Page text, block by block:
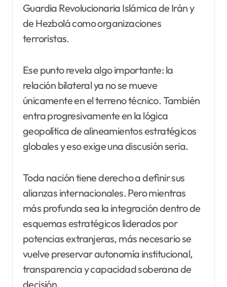
Guardia Revolucionaria Islámica de Irán y
de Hezbolá como organizaciones
terroristas.
Ese punto revela algo importante: la
relación bilateral ya no se mueve
únicamente en el terreno técnico. También
entra progresivamente en la lógica
geopolítica de alineamientos estratégicos
globales y eso exige una discusión seria.
Toda nación tiene derecho a definir sus
alianzas internacionales. Pero mientras
más profunda sea la integración dentro de
esquemas estratégicos liderados por
potencias extranjeras, más necesario se
vuelve preservar autonomía institucional,
transparencia y capacidad soberana de
decisión.